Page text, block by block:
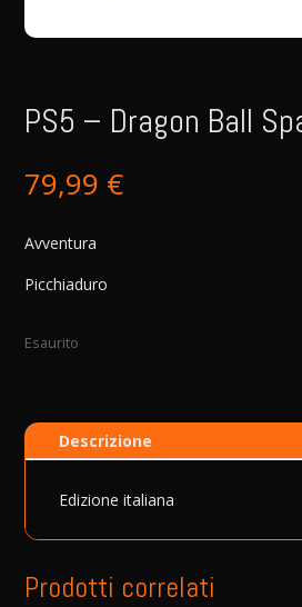
PS5 – Dragon Ball
79,99 €
Avventura
Picchiaduro
Esaurito
Descrizione
Edizione italiana
Prodotti correlati